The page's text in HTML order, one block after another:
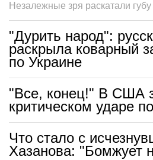
Незалежные зря раскатали губу
"Дурить народ":
раскрыла коварный
по Украине
"Все, конец!" В США
критическом ударе
Что стало с
Хазанова: "Бомжует